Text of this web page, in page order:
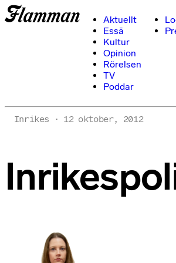
Aktuellt
Essä
Kultur
Opinion
Rörelsen
TV
Poddar
Inrikes 12 oktober, 2012